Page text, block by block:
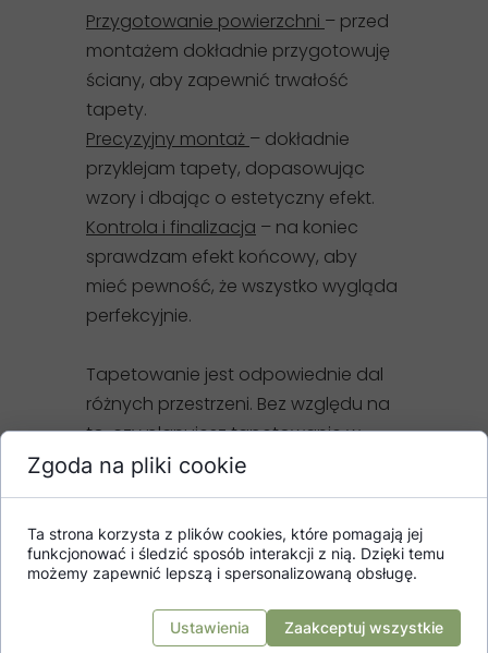
Przygotowanie powierzchni – przed
montażem dokładnie przygotowuję
ściany, aby zapewnić trwałość
tapety.
Precyzyjny montaż – dokładnie
przyklejam tapety, dopasowując
wzory i dbając o estetyczny efekt.
Kontrola i finalizacja – na koniec
sprawdzam efekt końcowy, aby
mieć pewność, że wszystko wygląda
perfekcyjnie.
Tapetowanie jest odpowiednie dal
różnych przestrzeni. Bez względu na
to, czy planujesz tapetowanie w
domu, mieszkaniu czy biurze, moje
usługi dostosowane są do różnych
typów przestrzeni. Dzięki
doświadczeniu w pracy z
różnorodnymi materiałami i stylami
wnętrz zapewniam najwyższą jakość
wykonania.
Zgoda na pliki cookie
Ta strona korzysta z plików cookies, które pomagają jej
funkcjonować i śledzić sposób interakcji z nią. Dzięki temu
możemy zapewnić lepszą i spersonalizowaną obsługę.
Ustawienia Zaakceptuj wszystkie